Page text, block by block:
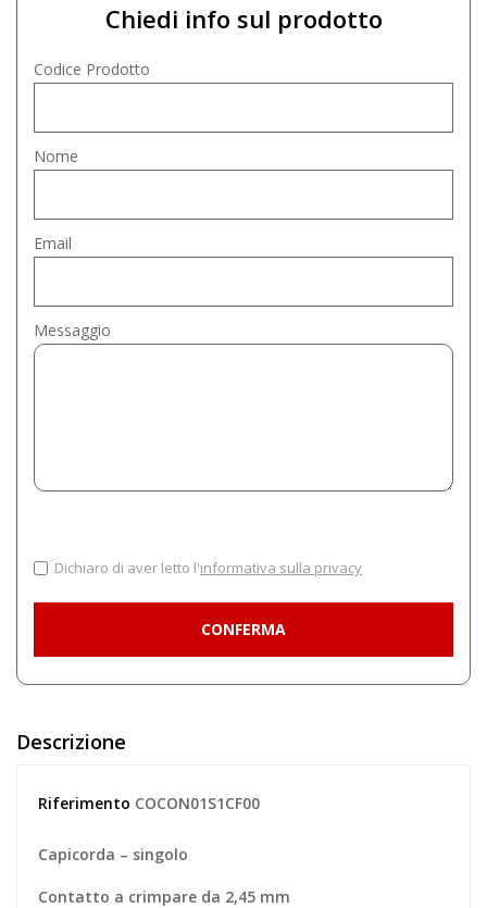
Chiedi info sul prodotto
Codice Prodotto
Nome
Email
Messaggio
Dichiaro di aver letto l'informativa sulla privacy
Descrizione
Riferimento COCON01S1CF00
Capicorda – singolo
Contatto a crimpare da 2,45 mm